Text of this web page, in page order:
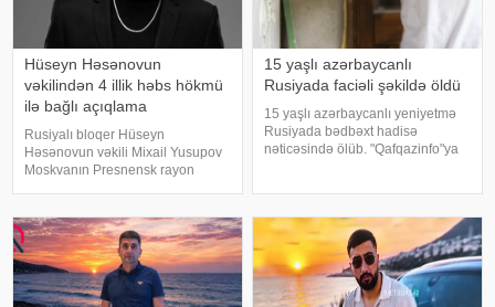
Hüseyn Həsənovun
vəkilindən 4 illik həbs hökmü
ilə bağlı açıqlama
Rusiyalı bloqer Hüseyn
Həsənovun vəkili Mixail Yusupov
Moskvanın Presnensk rayon
bağlı açıqlama verib. Müdafiə
tərəfi qərarla razı olmadığını
bildirərək apellyasiy
15 yaşlı azərbaycanlı
Rusiyada faciəli şəkildə öldü
15 yaşlı azərbaycanlı yeniyetmə
Rusiyada bədbəxt hadisə
nəticəsində ölüb. "Qafqazinfo"ya
əslən Zaqatalanın Əliabad
qəsəbəsində